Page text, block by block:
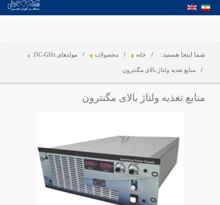
شما اینجا هستید: خانه محصولات مولدهای DC-GHz:
منابع تغذیه ولتاژ بالای مگنترون
منابع تغذیه ولتاژ بالای مگنترون